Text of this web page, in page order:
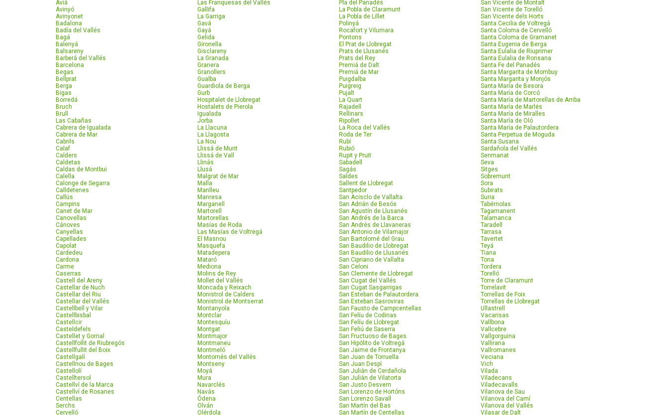
Aviá
Avinyó
Avinyonet
Badalona
Badía del Vallés
Bagá
Balenyá
Balsareny
Barberá del Vallés
Barcelona
Begas
Bellprat
Berga
Bigas
Borredá
Bruch
Brull
Las Cabañas
Cabrera de Igualada
Cabrera de Mar
Cabrils
Calaf
Calders
Caldetas
Caldas de Montbui
Calella
Calonge de Segarra
Calldetenes
Callús
Campins
Canet de Mar
Canovellas
Cánoves
Canyellas
Capellades
Capolat
Cardedeu
Cardona
Carme
Caserras
Castell del Areny
Castellar de Nuch
Castellar del Riu
Castellar del Vallés
Castellbell y Vilar
Castellbisbal
Castellcir
Casteldefels
Castellet y Gornal
Castellfollit de Riubregós
Castellfullit del Boix
Castellgalí
Castellnou de Bages
Castellolí
Castelltersol
Castellví de la Marca
Castellví de Rosanes
Centellas
Serchs
Cervelló
Las Franquesas del Vallés
Gallifa
La Garriga
Gavá
Gayá
Gelida
Gironella
Gisclareny
La Granada
Granera
Granollers
Gualba
Guardiola de Berga
Gurb
Hospitalet de Llobregat
Hostalets de Pierola
Igualada
Jorba
La Llacuna
La Llagosta
La Nou
Llissá de Munt
Llissá de Vall
Llinás
Llusá
Malgrat de Mar
Malla
Manlleu
Manresa
Marganell
Martorell
Martorellas
Masías de Roda
Las Masías de Voltregá
El Masnou
Masquefa
Matadepera
Mataró
Mediona
Molins de Rey
Mollet del Vallés
Moncada y Reixach
Monistrol de Calders
Monistrol de Montserrat
Montanyola
Montclar
Montesquíu
Montgat
Montmajor
Montmaneu
Montmeló
Montornés del Vallés
Montseny
Moyá
Mura
Navarclés
Navás
Ódena
Olván
Olérdola
Pla del Panadés
La Pobla de Claramunt
La Pobla de Lillet
Polinyá
Rocafort y Vilumara
Pontons
El Prat de Llobregat
Prats de Llusanés
Prats del Rey
Premiá de Dalt
Premiá de Mar
Puigdalba
Puigreig
Pujalt
La Quart
Rajadell
Rellinars
Ripollet
La Roca del Vallés
Roda de Ter
Rubí
Rubió
Rupit y Pruït
Sabadell
Sagás
Saldes
Sallent de Llobregat
Santpedor
San Acisclo de Vallalta
San Adrián de Besós
San Agustín de Llusanés
San Andrés de la Barca
San Andrés de Llavaneras
San Antonio de Vilamajor
San Bartolomé del Grau
San Baudilio de Llobregat
San Baudilio de Llusanés
San Cipriano de Vallalta
San Celoni
San Clemente de Llobregat
San Cugat del Vallés
San Cugat Sasgarrigas
San Esteban de Palautordera
San Esteban Sasroviras
San Fausto de Campcentellas
San Felíu de Codinas
San Felíu de Llobregat
San Feliú de Saserra
San Fructuoso de Bages
San Hipólito de Voltregá
San Jaime de Frontanya
San Juan de Torruella
San Juan Despí
San Julián de Cerdañola
San Julián de Vilatorta
San Justo Desvern
San Lorenzo de Hortóns
San Lorenzo Savall
San Martín del Bas
San Martín de Centellas
San Vicente de Montalt
San Vicente de Torelló
San Vicente dels Horts
Santa Cecilia de Voltregá
Santa Coloma de Cervelló
Santa Coloma de Gramanet
Santa Eugenia de Berga
Santa Eulalia de Riuprimer
Santa Eulalia de Ronsana
Santa Fe del Panadés
Santa Margarita de Mombuy
Santa Margarita y Monjós
Santa María de Besora
Santa María de Corcó
Santa María de Martorellas de Arriba
Santa María de Marlés
Santa María de Miralles
Santa María de Oló
Santa María de Palautordera
Santa Perpetua de Moguda
Santa Susana
Sardañola del Vallés
Senmanat
Seva
Sitges
Sobremunt
Sora
Subirats
Suria
Tabérnolas
Tagamanent
Talamanca
Taradell
Tarrasa
Tavertet
Teyá
Tiana
Tona
Tordera
Torelló
Torre de Claramunt
Torrelavit
Torrellas de Foix
Torrellas de Llobregat
Ullastrell
Vacarisas
Vallbona
Vallcebre
Vallgorguina
Vallirana
Vallromanes
Veciana
Vich
Vilada
Viladecans
Viladecavalls
Vilanova de Sau
Vilanova del Camí
Vilanova del Vallés
Vilasar de Dalt